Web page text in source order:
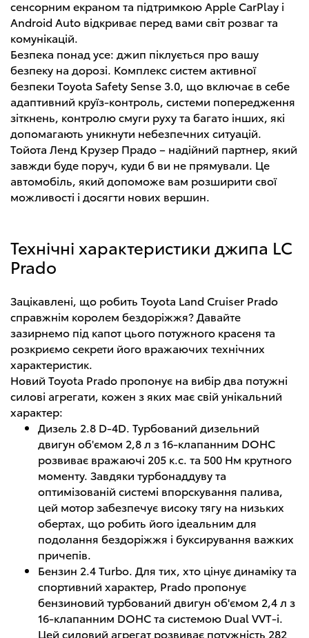
сенсорним екраном та підтримкою Apple CarPlay і
Android Auto відкриває перед вами світ розваг та
комунікацій.
Безпека понад усе: джип піклується про вашу
безпеку на дорозі. Комплекс систем активної
безпеки Toyota Safety Sense 3.0, що включає в себе
адаптивний круїз-контроль, системи попередження
зіткнень, контролю смуги руху та багато інших, які
допомагають уникнути небезпечних ситуацій.
Тойота Ленд Крузер Прадо – надійний партнер, який
завжди буде поруч, куди б ви не прямували. Це
автомобіль, який допоможе вам розширити свої
можливості і досягти нових вершин.
Технічні характеристики джипа LC
Prado
Зацікавлені, що робить Toyota Land Cruiser Prado
справжнім королем бездоріжжя? Давайте
зазирнемо під капот цього потужного красеня та
розкриємо секрети його вражаючих технічних
характеристик.
Новий Toyota Prado пропонує на вибір два потужні
силові агрегати, кожен з яких має свій унікальний
характер:
Дизель 2.8 D-4D. Турбований дизельний
двигун об'ємом 2,8 л з 16-клапанним DOHC
розвиває вражаючі 205 к.с. та 500 Нм крутного
моменту. Завдяки турбонаддуву та
оптимізованій системі впорскування палива,
цей мотор забезпечує високу тягу на низьких
обертах, що робить його ідеальним для
подолання бездоріжжя і буксирування важких
причепів.
Бензин 2.4 Turbo. Для тих, хто цінує динаміку та
спортивний характер, Prado пропонує
бензиновий турбований двигун об'ємом 2,4 л з
16-клапанним DOHC та системою Dual VVT-i.
Цей силовий агрегат розвиває потужність 282